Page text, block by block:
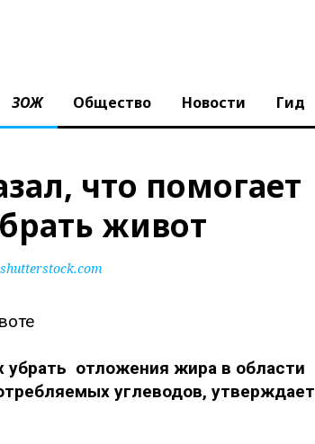
ЗОЖ Общество Новости Гид
что помогает
живот
shutterstock.com
отложения жира в области
углеводов, утверждает